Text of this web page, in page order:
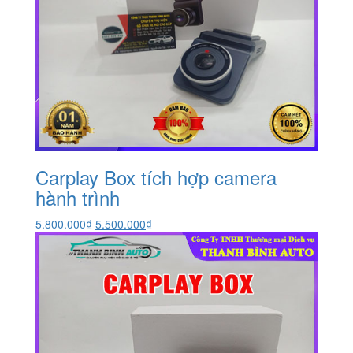
Carplay Box tích hợp camera
hành trình
5.800.000₫ Giá
gốc
là:
5.800.000₫.
5.500.000₫Giá
hiện
tại
là:
5.500.000₫.